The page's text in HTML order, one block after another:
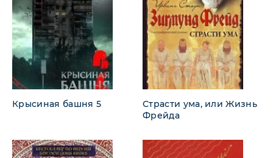
Крысиная башня 5
Страсти ума, или Жизнь
Фрейда